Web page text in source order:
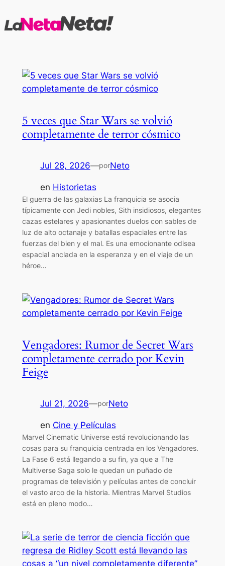
al
5 veces que Star Wars se volvió
completamente de terror cósmico
Jul 28, 2026—porNeto
en Historietas
El guerra de las galaxias La franquicia se asocia
típicamente con Jedi nobles, Sith insidiosos, elegantes
cazas estelares y apasionantes duelos con sables de
luz de alto octanaje y batallas espaciales entre las
fuerzas del bien y el mal. Es una emocionante odisea
espacial anclada en la esperanza y en el viaje de un
héroe…
Vengadores: Rumor de Secret Wars
completamente cerrado por Kevin
Feige
Jul 21, 2026—porNeto
en Cine y Películas
Marvel Cinematic Universe está revolucionando las
cosas para su franquicia centrada en los Vengadores.
La Fase 6 está llegando a su fin, ya que a The
Multiverse Saga solo le quedan un puñado de
programas de televisión y películas antes de concluir
el vasto arco de la historia. Mientras Marvel Studios
está en pleno modo…